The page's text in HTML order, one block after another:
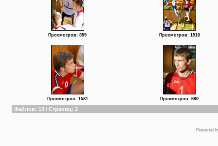
Просмотров: 859 Просмотров: 1510
Просмотров: 1581 Просмотров: 690
Файлов: 13 / Страниц: 2
Powered